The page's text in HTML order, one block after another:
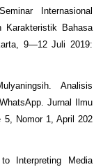
Internasional
Karakteristik Bahasa
9—12 Juli 2019:
Analisis
Jurnal Ilmu
5, Nomor 1, April 202
Interpreting Media